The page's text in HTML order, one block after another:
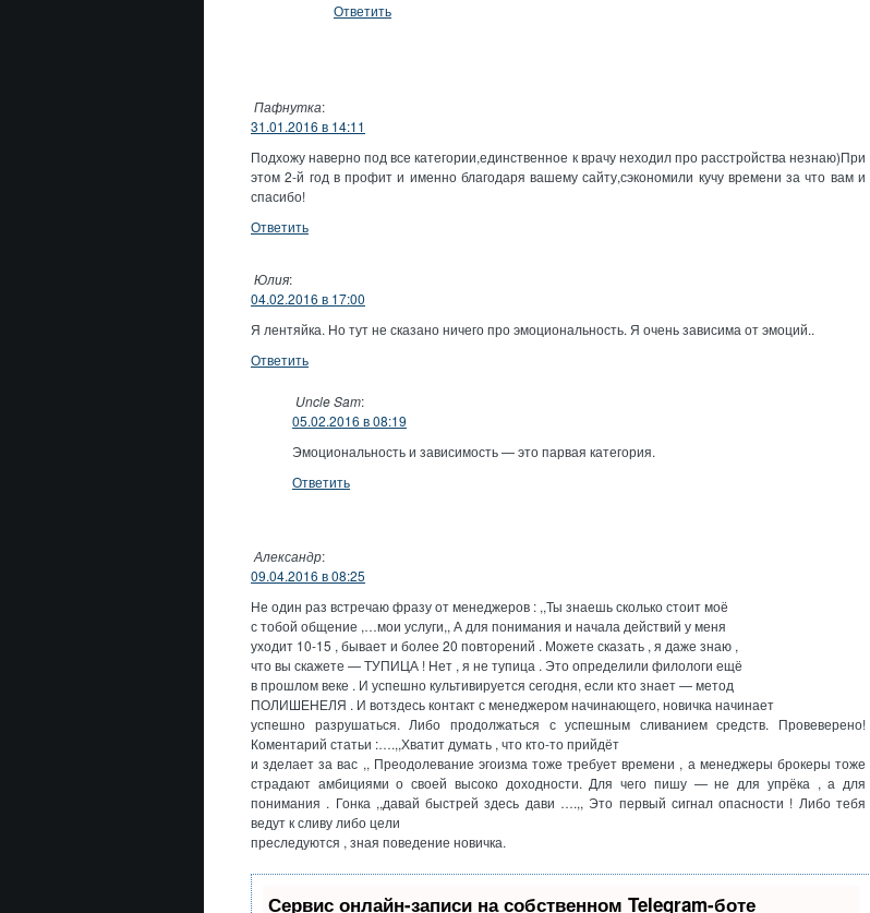
Ответить
Пафнутка:
31.01.2016 в 14:11
Подхожу наверно под все категории,единственное к врачу неходил про расстройства незнаю)При
этом 2-й год в профит и именно благодаря вашему сайту,сэкономили кучу времени за что вам и
спасибо!
Ответить
Юлия:
04.02.2016 в 17:00
Я лентяйка. Но тут не сказано ничего про эмоциональность. Я очень зависима от эмоций..
Ответить
Uncle Sam:
05.02.2016 в 08:19
Эмоциональность и зависимость — это парвая категория.
Ответить
Александр:
09.04.2016 в 08:25
Не один раз встречаю фразу от менеджеров : ,,Ты знаешь сколько стоит моё
с тобой общение ,…мои услуги,, А для понимания и начала действий у меня
уходит 10-15 , бывает и более 20 повторений . Можете сказать , я даже знаю ,
что вы скажете — ТУПИЦА ! Нет , я не тупица . Это определили филологи ещё
в прошлом веке . И успешно культивируется сегодня, если кто знает — метод
ПОЛИШЕНЕЛЯ . И вотздесь контакт с менеджером начинающего, новичка начинает
успешно разрушаться. Либо продолжаться с успешным сливанием средств. Провеверено!
Коментарий статьи :….,,Хватит думать , что кто-то прийдёт
и зделает за вас ,, Преодолевание эгоизма тоже требует времени , а менеджеры брокеры тоже
страдают амбициями о своей высоко доходности. Для чего пишу — не для упрёка , а для
понимания . Гонка ,,давай быстрей здесь дави ….,, Это первый сигнал опасности ! Либо тебя
ведут к сливу либо цели
преследуются , зная поведение новичка.
Сервис онлайн-записи на собственном Telegram-боте